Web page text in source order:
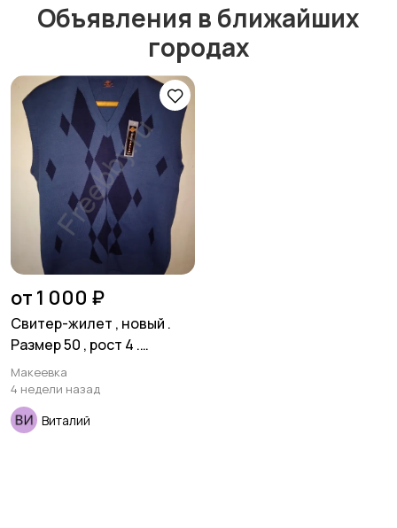
Спецодежда
Футболки и поло
Другое
Объявления в ближайших
городах
от 1 000 ₽
Свитер-жилет , новый .
Размер 50 , рост 4 .
Шерсть 50 % . Турция .
Макеевка
4 недели назад
Виталий